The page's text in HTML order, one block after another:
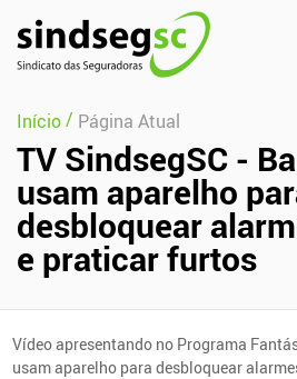
Pular Navegação (s)
Início/ Página Atual
TV SindsegSC -
usam aparelho
desbloquear
e praticar furtos
Vídeo apresentando no Programa
usam aparelho para desbloquear